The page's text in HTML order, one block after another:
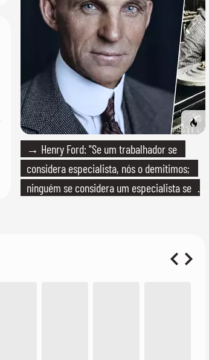
→ Henry Ford: "Se um trabalhador se
considera especialista, nós o demitimos;
ninguém se considera um especialista se